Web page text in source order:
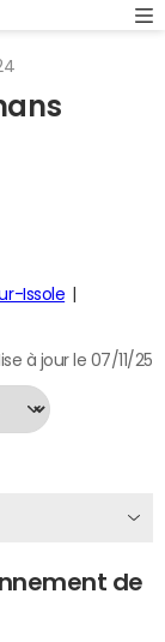
Issole
à jour le 07/11/25
de